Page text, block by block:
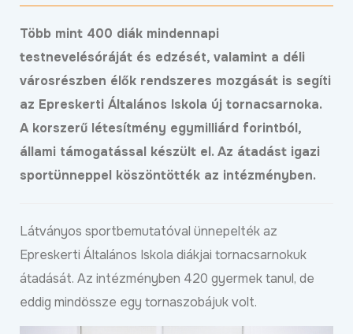
Több mint 400 diák mindennapi
testnevelésóráját és edzését, valamint a déli
városrészben élők rendszeres mozgását is segíti
az Epreskerti Általános Iskola új tornacsarnoka.
A korszerű létesítmény egymilliárd forintból,
állami támogatással készült el. Az átadást igazi
sportünneppel köszöntötték az intézményben.
Látványos sportbemutatóval ünnepelték az
Epreskerti Általános Iskola diákjai tornacsarnokuk
átadását. Az intézményben 420 gyermek tanul, de
eddig mindössze egy tornaszobájuk volt.